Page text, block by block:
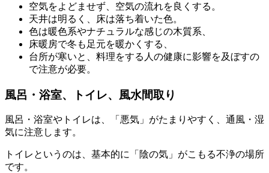
空気をよどませず、空気の流れを良くする。
天井は明るく、床は落ち着いた色。
色は暖色系やナチュラルな感じの木質系、
床暖房で冬も足元を暖かくする、
台所が寒いと、料理をする人の健康に影響を及ぼすの
で注意が必要。
風呂・浴室、トイレ、風水間取り
風呂・浴室やトイレは、「悪気」がたまりやすく、通風・湿
気に注意します。
トイレというのは、基本的に「陰の気」がこもる不浄の場所
です。